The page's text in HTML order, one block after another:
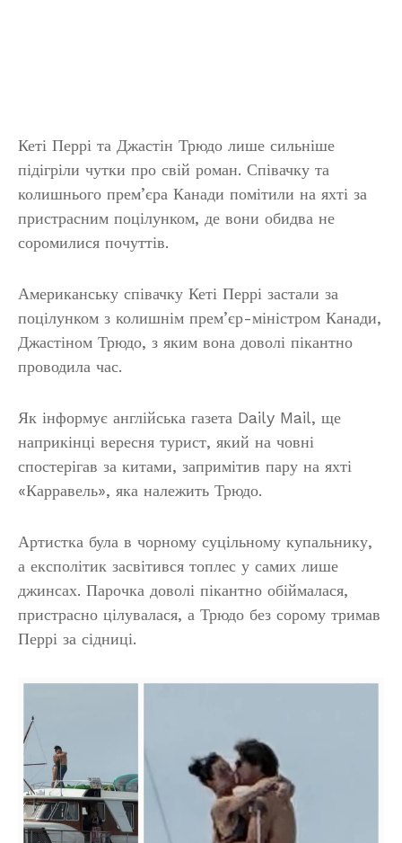
Кеті Перрі та Джастін Трюдо лише сильніше
підігріли чутки про свій роман. Співачку та
колишнього прем’єра Канади помітили на яхті за
пристрасним поцілунком, де вони обидва не
соромилися почуттів.
Американську співачку Кеті Перрі застали за
поцілунком з колишнім прем’єр-міністром Канади,
Джастіном Трюдо, з яким вона доволі пікантно
проводила час.
Як інформує англійська газета Daily Mail, ще
наприкінці вересня турист, який на човні
спостерігав за китами, запримітив пару на яхті
«Карравель», яка належить Трюдо.
Артистка була в чорному суцільному купальнику,
а експолітик засвітився топлес у самих лише
джинсах. Парочка доволі пікантно обіймалася,
пристрасно цілувалася, а Трюдо без сорому тримав
Перрі за сідниці.